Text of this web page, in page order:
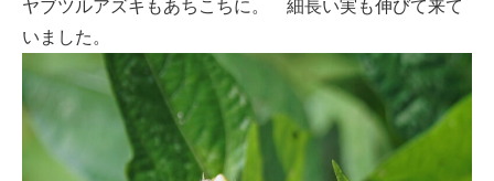
ヤブツルアズキもあちこちに。 細長い実も伸びて来て
いました。